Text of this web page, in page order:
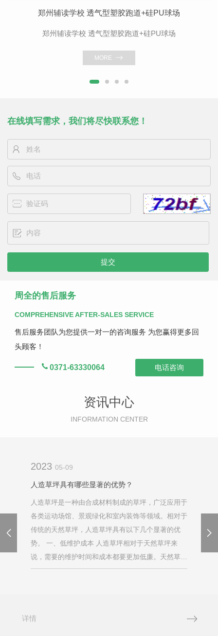
郑州辅读学校 透气型塑胶跑道+硅PU球场
郑州辅读学校 透气型塑胶跑道+硅PU球场
MORE
在线填写需求，我们将尽快联系您！
周全的售后服务
COMPREHENSIVE AFTER-SALES SERVICE
售后服务团队为您提供一对一的咨询服务 为您赢得更多回
头顾客！
0371-63330064 电话咨询
资讯中心
INFORMATION CENTER
2023 05-09
人造草坪具有哪些显著的优势？
人造草坪是一种由合成材料制成的草坪，广泛应用于
各类运动场馆、景观绿化和室内装饰等领域。相对于
传统的天然草坪，人造草坪具有以下几个显著的优
势。 一、低维护成本 人造草坪相对于天然草坪来
说，需要的维护时间和成本都要更加低廉。天然草坪
需要定期浇水、修剪和除草等作业，在这些工作中消
详情